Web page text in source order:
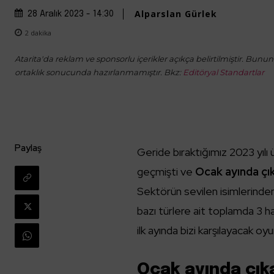
28 Aralık 2023 - 14:30 Alparslan Gürlek
2 dakika
Atarita'da reklam ve sponsorlu içerikler açıkça belirtilmiştir.
ortaklık sonucunda hazırlanmamıştır. Bkz: Editöryal Standartlar
Paylaş
Geride bıraktığımız 2023
geçmişti ve Ocak ayında
Sektörün sevilen
bazı türlere ait toplamda 3
ilk ayında bizi karşılayacak
Ocak ayında